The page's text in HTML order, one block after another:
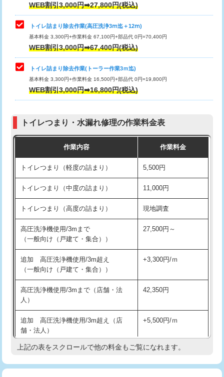
WEB割引3,000円➡27,800円(税込)
トイレ詰まり除去作業(高圧洗浄3ⅿ迄＋12ⅿ)
基本料金 3,300円+作業料金 67,100円+部品代 0円=70,400円
WEB割引3,000円➡67,400円(税込)
トイレ詰まり除去作業(トーラー作業3ｍ迄)
基本料金 3,300円+作業料金 16,500円+部品代 0円=19,800円
WEB割引3,000円➡16,800円(税込)
トイレつまり・水漏れ修理の作業料金表
作業内容 作業料金
トイレつまり（軽度の詰まり） 5,500円
トイレつまり（中度の詰まり） 11,000円
トイレつまり（高度の詰まり） 現地調査
高圧洗浄機使用/3mまで
（一般向け（戸建て・集合））
27,500円～
追加 高圧洗浄機使用/3m超え
（一般向け（戸建て・集合））
+3,300円/ｍ
高圧洗浄機使用/3mまで（店舗・法
人）
42,350円
追加 高圧洗浄機使用/3m超え（店
舗・法人）
+5,500円/ｍ
高度高圧洗浄換 現地調査
上記の表をスクロールで他の料金もご覧になれます。